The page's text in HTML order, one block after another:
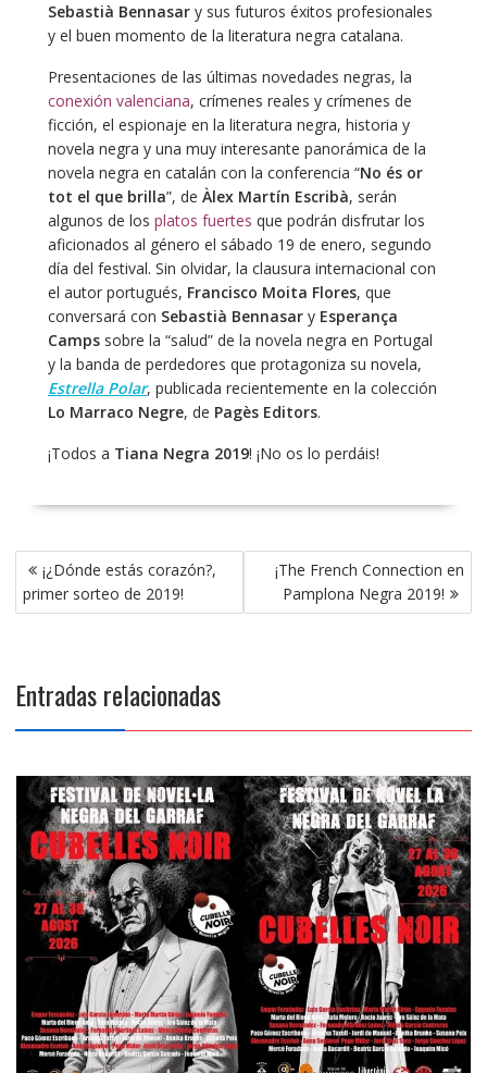
Sebastià Bennasary sus futuros éxitos profesionales
y el buen momento de la literatura negra catalana.
Presentaciones de las últimas novedades negras, la
conexión valenciana, crímenes reales y crímenes de
ficción, el espionaje en la literatura negra, historia y
novela negra y una muy interesante panorámica de la
novela negra en catalán con la conferencia “No és or
tot el que brilla”, de Àlex Martín Escribà, serán
algunos de los platos fuertes que podrán disfrutar los
aficionados al género el sábado 19 de enero, segundo
día del festival. Sin olvidar, la clausura internacional con
el autor portugués, Francisco Moita Flores, que
conversará con Sebastià Bennasary Esperança
Campssobre la “salud” de la novela negra en Portugal
y la banda de perdedores que protagoniza su novela,
Estrella Polar, publicada recientemente en la colección
Lo Marraco Negre, de Pagès Editors.
¡Todos a Tiana Negra 2019! ¡No os lo perdáis!
Navegación
de
entradas
¡¿Dónde estás corazón?,
primer sorteo de 2019!
¡The French Connection en
Pamplona Negra 2019!
Entradas relacionadas